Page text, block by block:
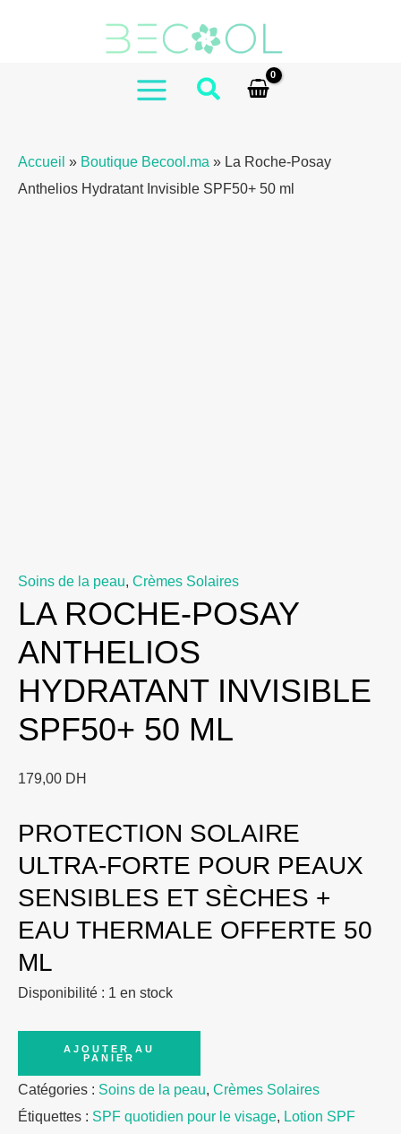
MAIN
Accueil » Boutique Becool.ma » La Roche-Posay
Anthelios Hydratant Invisible SPF50+ 50 ml
Soins de la peau, Crèmes Solaires
LA ROCHE-POSAY
ANTHELIOS
HYDRATANT INVISIBLE
SPF50+ 50 ML
179,00 DH
PROTECTION SOLAIRE
ULTRA-FORTE POUR PEAUX
SENSIBLES ET SÈCHES +
EAU THERMALE OFFERTE 50
ML
Disponibilité : 1 en stock
quantité
La
Roche-
AJOUTER AU
PANIER
Catégories : Soins de la peau, Crèmes Solaires
Étiquettes : SPF quotidien pour le visage, Lotion SPF